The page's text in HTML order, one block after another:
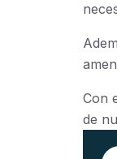
Con
de